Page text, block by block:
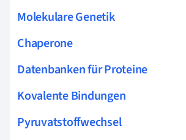
Molekulare Genetik
Chaperone
Datenbanken für Proteine
Kovalente Bindungen
Pyruvatstoffwechsel